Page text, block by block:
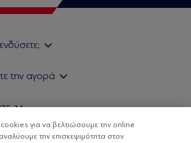
μας
την αγορά
Management ΑΕΔΑΚ
για να βελτιώσουμε την online
την επισκεψιμότητα στον